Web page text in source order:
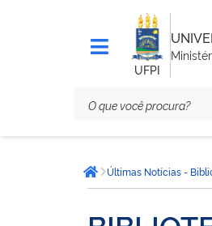
UFPI
está
aqui:Página inicial
Últimas Notícias -